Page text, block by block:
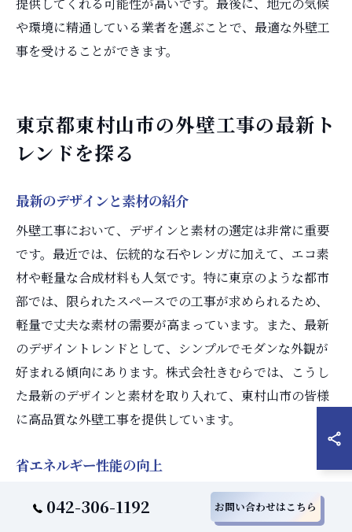
提供してくれる可能性が高いです。最後に、地元の気候
や環境に精通している業者を選ぶことで、最適な外壁工
事を受けることができます。
東京都東村山市の外壁工事の最新ト
レンドを探る
最新のデザインと素材の紹介
外壁工事において、デザインと素材の選定は非常に重要
です。最近では、伝統的な石やレンガに加えて、エコ素
材や軽量な合成材料も人気です。特に東京のような都市
部では、限られたスペースでの工事が求められるため、
軽量で丈夫な素材の需要が高まっています。また、最新
のデザイントレンドとして、シンプルでモダンな外観が
好まれる傾向にあります。株式会社きむらでは、こうし
た最新のデザインと素材を取り入れて、東村山市の皆様
に高品質な外壁工事を提供しています。
省エネルギー性能の向上
省エネルギー性能を向上させる外壁工事は、近年非常に
注目されています。特に東京都東村山市では、エネルギ
042-306-1192 お問い合わせはこちら